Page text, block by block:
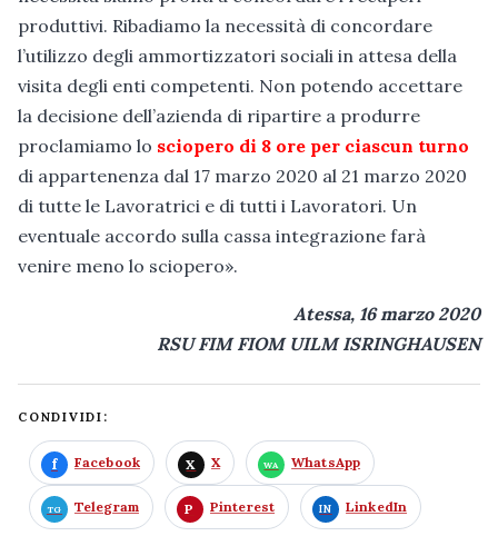
produttivi. Ribadiamo la necessità di concordare
l’utilizzo degli ammortizzatori sociali in attesa della
visita degli enti competenti. Non potendo accettare
la decisione dell’azienda di ripartire a produrre
proclamiamo lo sciopero di 8 ore per ciascun turno
di appartenenza dal 17 marzo 2020 al 21 marzo 2020
di tutte le Lavoratrici e di tutti i Lavoratori. Un
eventuale accordo sulla cassa integrazione farà
venire meno lo sciopero».
Atessa, 16 marzo 2020
RSU FIM FIOM UILM ISRINGHAUSEN
CONDIVIDI:
Facebook X WhatsApp
Telegram Pinterest LinkedIn